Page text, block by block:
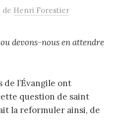
de Henri Forestier
devons-nous en attendre
l’Évangile ont
question de saint
la reformuler ainsi, de